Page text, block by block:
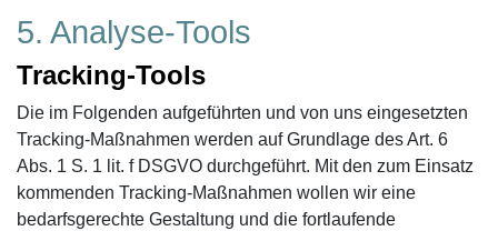
5. Analyse-Tools
Tracking-Tools
Die im Folgenden aufgeführten und von uns eingesetzten
Tracking-Maßnahmen werden auf Grundlage des Art. 6
Abs. 1 S. 1 lit. f DSGVO durchgeführt. Mit den zum Einsatz
kommenden Tracking-Maßnahmen wollen wir eine
bedarfsgerechte Gestaltung und die fortlaufende